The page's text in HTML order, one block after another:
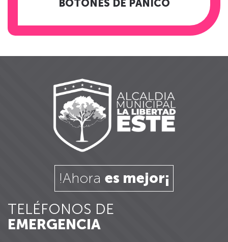
BOTONES DE PÁNICO
!Ahora es mejor¡
TELÉFONOS DE
EMERGENCIA